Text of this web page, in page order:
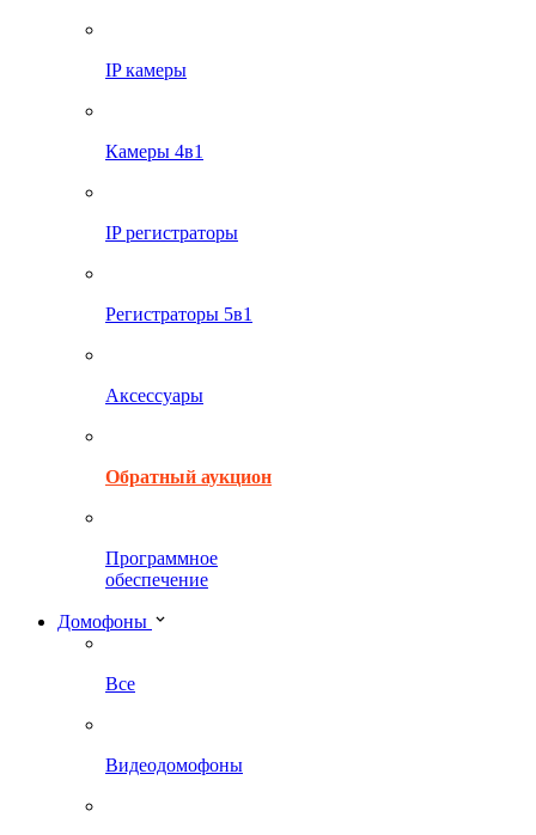
IP камеры
Камеры 4в1
IP регистраторы
Регистраторы 5в1
Аксессуары
Обратный аукцион
Программное
обеспечение
Домофоны
Все
Видеодомофоны